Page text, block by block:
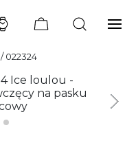
/022324